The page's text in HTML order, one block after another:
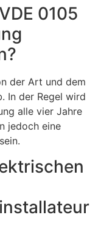
0105
der Art und dem
In der Regel wird
alle vier Jahre
jedoch eine